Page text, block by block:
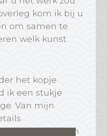
kom ik bij u
om samen te
welk kunst
het kopje
ik een stukje
Van mijn
details worden in